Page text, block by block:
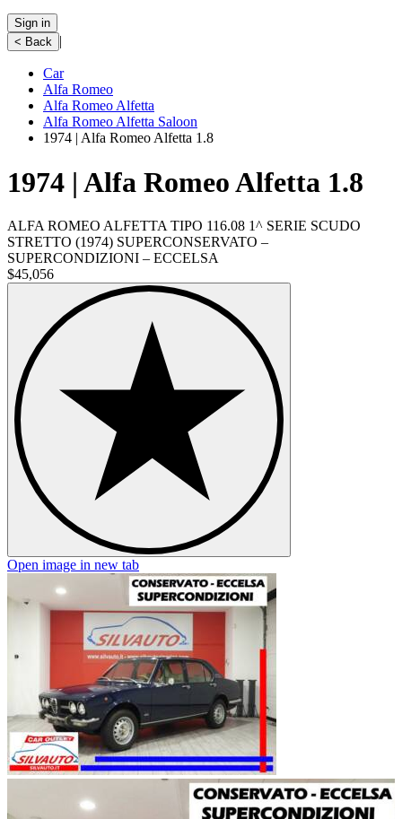
Sign in
< Back |
Car
Alfa Romeo
Alfa Romeo Alfetta
Alfa Romeo Alfetta Saloon
1974 | Alfa Romeo Alfetta 1.8
1974 | Alfa Romeo Alfetta 1.8
ALFA ROMEO ALFETTA TIPO 116.08 1^ SERIE SCUDO
STRETTO (1974) SUPERCONSERVATO –
SUPERCONDIZIONI – ECCELSA
$45,056
Open image in new tab